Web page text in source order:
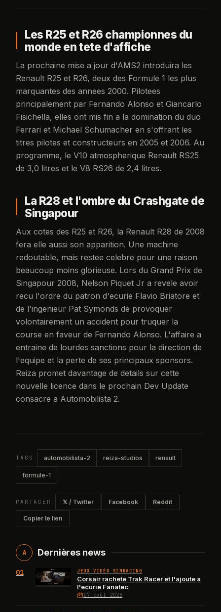
Les R25 et R26 championnes du
monde en tete d'affiche
La prochaine mise a jour d'AMS2 introduira les
Renault R25 et R26, deux des Formule 1 les plus
marquantes des annees 2000. Pilotees
principalement par Fernando Alonso et Giancarlo
Fisichella, elles ont mis fin a la domination du duo
Ferrari et Michael Schumacher en s'offrant les
titres pilotes et constructeurs en 2005 et 2006. Au
programme, le V10 atmospherique Renault RS25
de 3,0 litres et le V8 RS26 de 2,4 litres.
La R28 et l'ombre du Crashgate de
Singapour
Aux cotes des R25 et R26, la Renault R28 de 2008
fera elle aussi son apparition. Une machine
redoutable, mais restee celebre pour une raison
beaucoup moins glorieuse. Lors du Grand Prix de
Singapour 2008, Nelson Piquet Jr a revele avoir
recu l'ordre du patron d'ecurie Flavio Briatore et
de l'ingenieur Pat Symonds de provoquer
volontairement un accident pour truquer la
course en faveur de Fernando Alonso. L'affaire a
entraine de lourdes sanctions pour la direction de
l'equipe et la perte de ses principaux sponsors.
Reiza promet davantage de details sur cette
nouvelle licence dans le prochain Dev Update
consacre a Automobilista 2.
TAGS automobilista-2 reiza-studios renault
formule-1
PARTAGER 𝕏 / Twitter Facebook Reddit
Copier le lien
A Dernières news
01 JEUX VIDÉO SIMRACING
Corsair rachete Trak Racer et l'ajoute a
l'ecurie Fanatec
07 août 2026